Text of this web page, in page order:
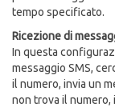
tempo specificato.
Ricezione di
In questa
messaggio SMS,
il numero, invia un
non trova il numero,